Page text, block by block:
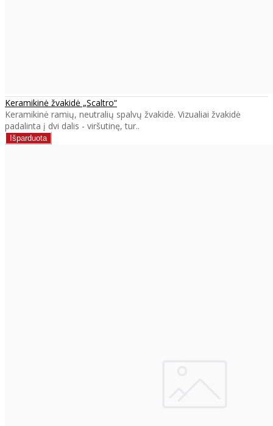
Keramikinė žvakidė „Scaltro“
Keramikinė ramių, neutralių spalvų žvakidė. Vizualiai žvakidė
padalinta į dvi dalis - viršutinę, tur..